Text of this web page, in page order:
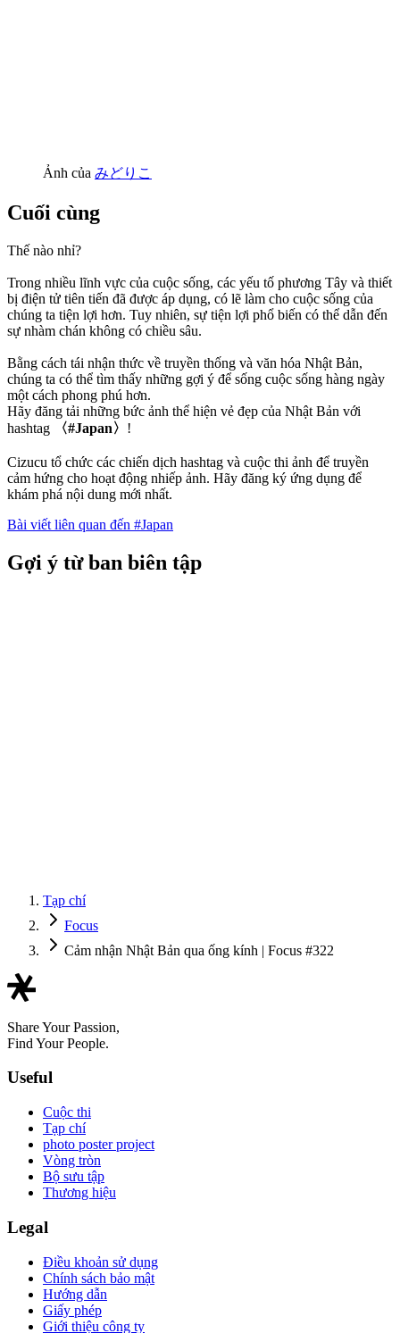
Ảnh của みどりこ
Cuối cùng
Thế nào nhỉ?
Trong nhiều lĩnh vực của cuộc sống, các yếu tố phương Tây và thiết
bị điện tử tiên tiến đã được áp dụng, có lẽ làm cho cuộc sống của
chúng ta tiện lợi hơn. Tuy nhiên, sự tiện lợi phổ biến có thể dẫn đến
sự nhàm chán không có chiều sâu.
Bằng cách tái nhận thức về truyền thống và văn hóa Nhật Bản,
chúng ta có thể tìm thấy những gợi ý để sống cuộc sống hàng ngày
một cách phong phú hơn.
Hãy đăng tải những bức ảnh thể hiện vẻ đẹp của Nhật Bản với
hashtag
〈#Japan〉 !
Cizucu tổ chức các chiến dịch hashtag và cuộc thi ảnh để truyền
cảm hứng cho hoạt động nhiếp ảnh. Hãy đăng ký ứng dụng để
khám phá nội dung mới nhất.
Bài viết liên quan đến #Japan
Gợi ý từ ban biên tập
Tạp chí
Focus
Cảm nhận Nhật Bản qua ống kính | Focus #322
Share Your Passion,
Find Your People.
Useful
Cuộc thi
Tạp chí
photo poster project
Vòng tròn
Bộ sưu tập
Thương hiệu
Legal
Điều khoản sử dụng
Chính sách bảo mật
Hướng dẫn
Giấy phép
Giới thiệu công ty